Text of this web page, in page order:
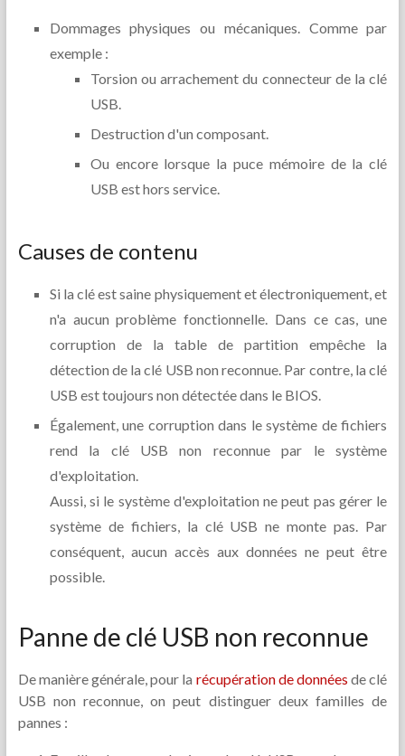
Dommages physiques ou mécaniques. Comme par
exemple :
Torsion ou arrachement du connecteur de la clé
USB.
Destruction d'un composant.
Ou encore lorsque la puce mémoire de la clé
USB est hors service.
Causes de contenu
Si la clé est saine physiquement et électroniquement, et
n'a aucun problème fonctionnelle. Dans ce cas, une
corruption de la table de partition empêche la
détection de la clé USB non reconnue. Par contre, la clé
USB est toujours non détectée dans le BIOS.
Également, une corruption dans le système de fichiers
rend la clé USB non reconnue par le système
d'exploitation.
Aussi, si le système d'exploitation ne peut pas gérer le
système de fichiers, la clé USB ne monte pas. Par
conséquent, aucun accès aux données ne peut être
possible.
Panne de clé USB non reconnue
De manière générale, pour la récupération de données de clé
USB non reconnue, on peut distinguer deux familles de
pannes :